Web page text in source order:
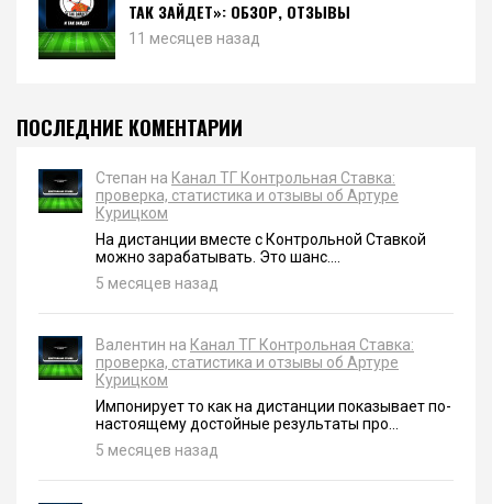
ТАК ЗАЙДЕТ»: ОБЗОР, ОТЗЫВЫ
11 месяцев назад
ПОСЛЕДНИЕ КОМЕНТАРИИ
Степан на Канал ТГ Контрольная Ставка:
проверка, статистика и отзывы об Артуре
Курицком
На дистанции вместе с Контрольной Ставкой
можно зарабатывать. Это шанс....
5 месяцев назад
Валентин на Канал ТГ Контрольная Ставка:
проверка, статистика и отзывы об Артуре
Курицком
Импонирует то как на дистанции показывает по-
настоящему достойные результаты про...
5 месяцев назад